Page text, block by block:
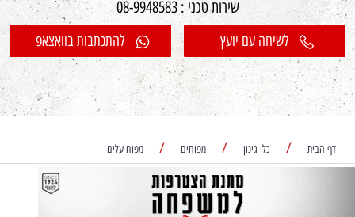
שירות טכני : 08-9948583
לשיחה עם יועץ להתכתבות בוואצאפ
דף הבית / כלי גינון / מפוחים / מפוח עלים